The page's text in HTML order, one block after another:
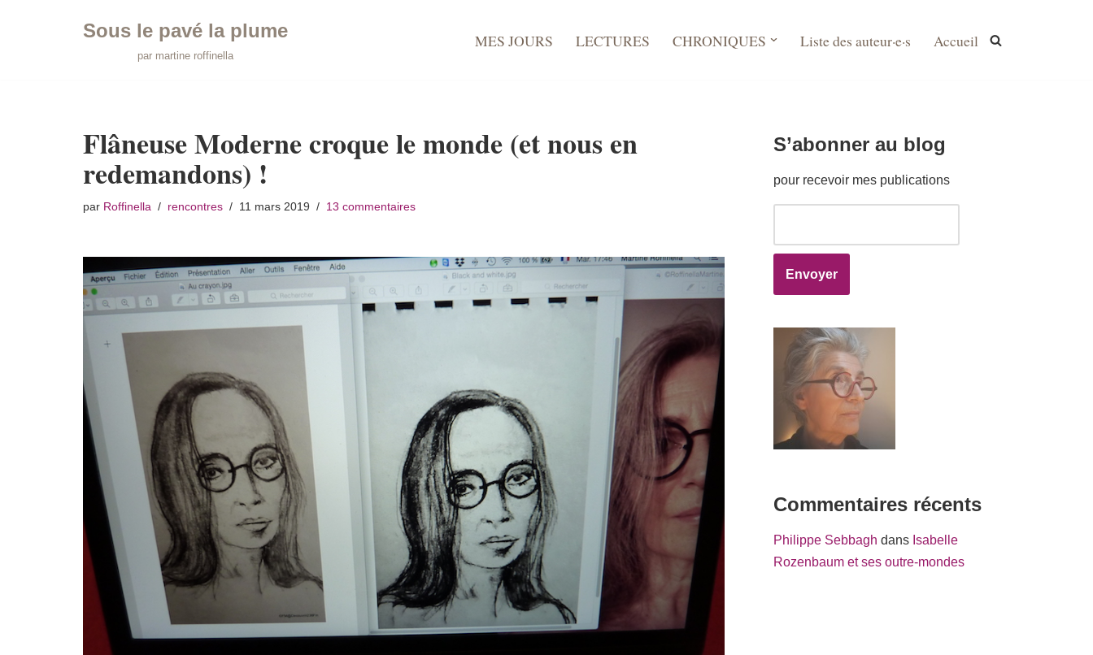
Sous le pavé la plume
par martine roffinella
MES JOURS LECTURES CHRONIQUES Liste des auteur·e·s Accueil
Flâneuse Moderne croque le monde (et nous en
redemandons) !
par Roffinella rencontres 11 mars 2019 13 commentaires
S’abonner au blog
pour recevoir mes publications
Commentaires récents
Philippe Sebbagh dans Isabelle
Rozenbaum et ses outre-mondes